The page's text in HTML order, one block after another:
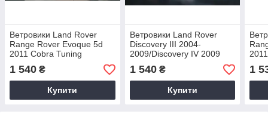
Ветровики Land Rover
Range Rover Evoque 5d
2011 Cobra Tuning
1 540 ₴
Купити
Ветровики Land Rover
Discovery III 2004-
2009/Discovery IV 2009
Cobra Tuning
1 540₴
Купити
1